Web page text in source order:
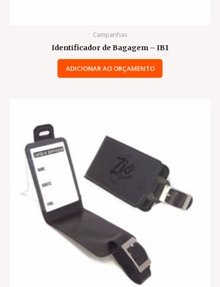
Campanhas
Identificador de Bagagem – IB1
ADICIONAR AO ORÇAMENTO